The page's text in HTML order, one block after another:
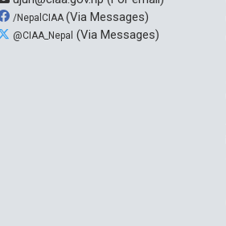
/NepalCIAA (Via Messages)
@CIAA_Nepal (Via Messages)